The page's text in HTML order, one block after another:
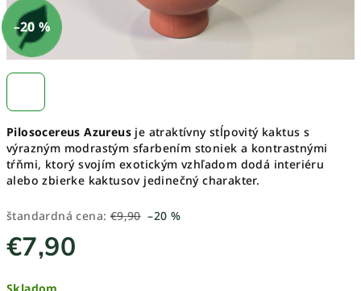
Pilosocereus Azureus je atraktívny stĺpovitý kaktus s
výrazným modrastým sfarbením stoniek a kontrastnými
tŕňmi, ktorý svojím exotickým vzhľadom dodá interiéru
alebo zbierke kaktusov jedinečný charakter.
štandardná cena: €9,90 –20 %
€7,90
–20 %